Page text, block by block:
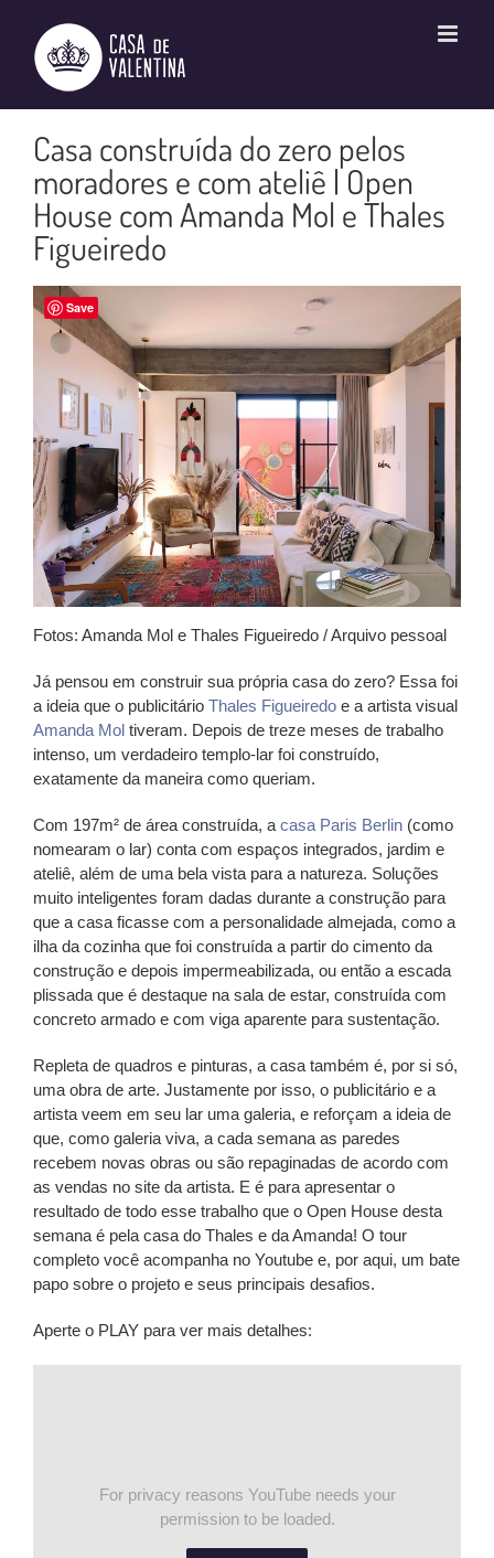
conteúdo
Casa construída do zero pelos
moradores e com ateliê | Open
House com Amanda Mol e Thales
Figueiredo
Fotos: Amanda Mol e Thales Figueiredo / Arquivo pessoal
Já pensou em construir sua própria casa do zero? Essa foi
a ideia que o publicitário Thales Figueiredo e a artista visual
Amanda Mol tiveram. Depois de treze meses de trabalho
intenso, um verdadeiro templo-lar foi construído,
exatamente da maneira como queriam.
Com 197m² de área construída, a casa Paris Berlin (como
nomearam o lar) conta com espaços integrados, jardim e
ateliê, além de uma bela vista para a natureza. Soluções
muito inteligentes foram dadas durante a construção para
que a casa ficasse com a personalidade almejada, como a
ilha da cozinha que foi construída a partir do cimento da
construção e depois impermeabilizada, ou então a escada
plissada que é destaque na sala de estar, construída com
concreto armado e com viga aparente para sustentação.
Repleta de quadros e pinturas, a casa também é, por si só,
uma obra de arte. Justamente por isso, o publicitário e a
artista veem em seu lar uma galeria, e reforçam a ideia de
que, como galeria viva, a cada semana as paredes
recebem novas obras ou são repaginadas de acordo com
as vendas no site da artista. E é para apresentar o
resultado de todo esse trabalho que o Open House desta
semana é pela casa do Thales e da Amanda! O tour
completo você acompanha no Youtube e, por aqui, um bate
papo sobre o projeto e seus principais desafios.
Aperte o PLAY para ver mais detalhes:
For privacy reasons YouTube needs your
permission to be loaded.
Save